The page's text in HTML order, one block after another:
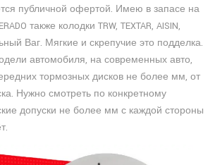
публичной офертой. Имею в запасе на
также колодки TRW, TEXTAR, AISIN,
Ваг. Мягкие и скрепучие это подделка.
автомобиля, на современных авто,
тормозных дисков не более мм, от
Нужно смотреть по конкретному
допуски не более мм с каждой стороны